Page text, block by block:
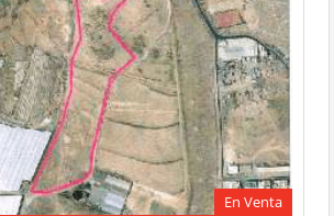
En Venta